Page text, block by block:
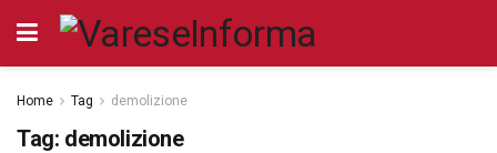
Home Tag demolizione
Tag: demolizione